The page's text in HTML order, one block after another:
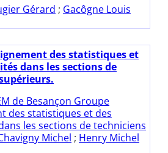
Gérard ; Gacôgne Louis
des statistiques et
dans les sections de
de Besançon Groupe
des statistiques et des
les sections de techniciens
Michel ; Henry Michel